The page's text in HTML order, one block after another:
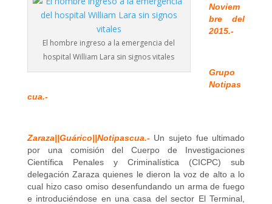
El hombre ingreso a la emergencia del
hospital William Lara sin signos vitales
Noviem
bre del
2015.-
Grupo
Notipas
cua.-
Zaraza||Guárico||Notipascua.-Un sujeto fue ultimado
por una comisión del Cuerpo de Investigaciones
Científica Penales y Criminalística (CICPC) sub
delegación Zaraza quienes le dieron la voz de alto a lo
cual hizo caso omiso desenfundando un arma de fuego
e introduciéndose en una casa del sector El Terminal,